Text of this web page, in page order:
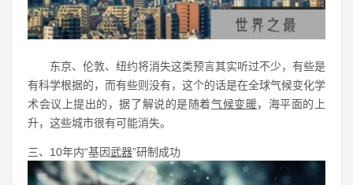
东京、伦敦、纽约将消失这类预言其实听过不少，有些是
有科学根据的，而有些则没有，这个的话是在全球气候变化学
术会议上提出的，据了解说的是随着气候变暖，海平面的上
升，这些城市很有可能消失。
三、10年内“基因武器”研制成功